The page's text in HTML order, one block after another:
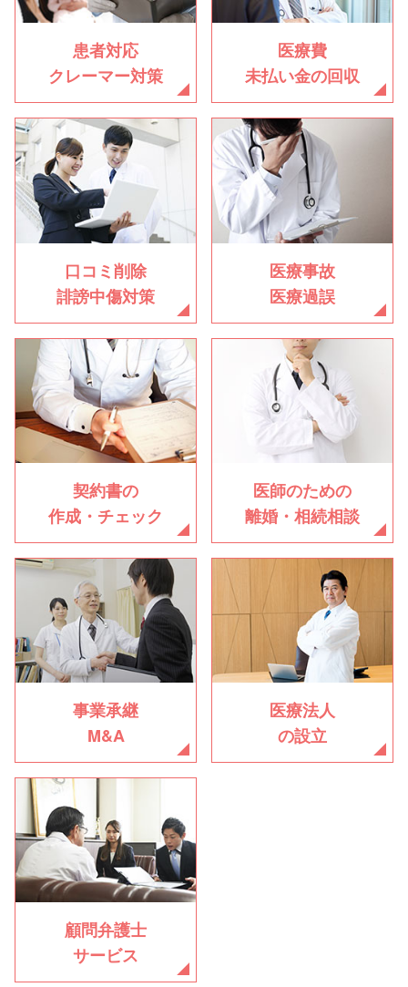
患者対応
クレーマー対策
医療費
未払い金の回収
口コミ削除
誹謗中傷対策
医療事故
医療過誤
契約書の
作成・チェック
医師のための
離婚・相続相談
事業承継
M&A
医療法人
の設立
顧問弁護士
サービス